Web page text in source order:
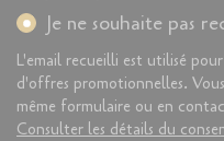
Je ne souhaite pas
L'email recueilli est utilisé
d'offres promotionnelles.
même formulaire ou en
Consulter les détails du